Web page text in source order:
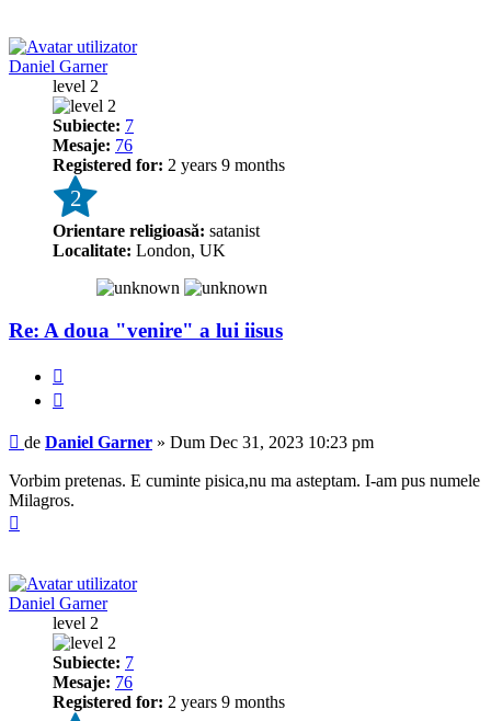
Daniel Garner
level 2
Subiecte: 7
Mesaje: 76
Registered for: 2 years 9 months
2
Orientare religioasă: satanist
Localitate: London, UK
Re: A doua "venire" a lui iisus
Mesaj
de Daniel Garner » Dum Dec 31, 2023 10:23 pm
Vorbim pretenas. E cuminte pisica,nu ma asteptam. I-am pus numele
Milagros.
Daniel Garner
level 2
Subiecte: 7
Mesaje: 76
Registered for: 2 years 9 months